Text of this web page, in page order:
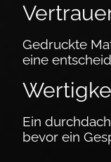
Gedruckte
eine
Ein
bevor ein